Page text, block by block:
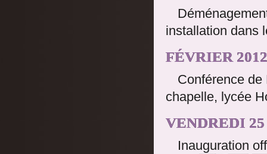
installation dans
FÉVRIER 2012
Conférence
chapelle, lycée
VENDREDI
Inauguration